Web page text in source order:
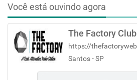
Você está ouvindo agora
The Factory Club
Santos - SP